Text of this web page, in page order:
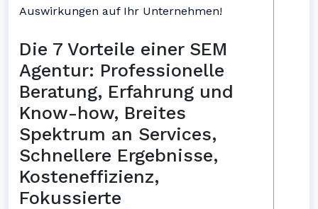
Auswirkungen auf Ihr Unternehmen!
Die 7 Vorteile einer SEM
Agentur: Professionelle
Beratung, Erfahrung und
Know-how, Breites
Spektrum an Services,
Schnellere Ergebnisse,
Kosteneffizienz,
Fokussierte